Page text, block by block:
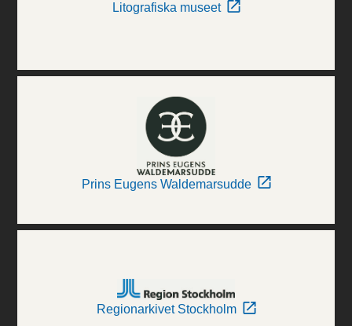
Litografiska museet
Prins Eugens Waldemarsudde
Regionarkivet Stockholm